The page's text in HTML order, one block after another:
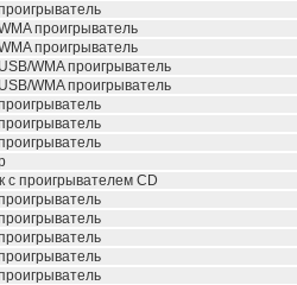
проигрыватель
проигрыватель
WMA проигрыватель
WMA проигрыватель
с проигрывателем CD